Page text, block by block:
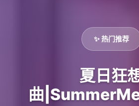
✨ 热门推荐
夏日狂
曲